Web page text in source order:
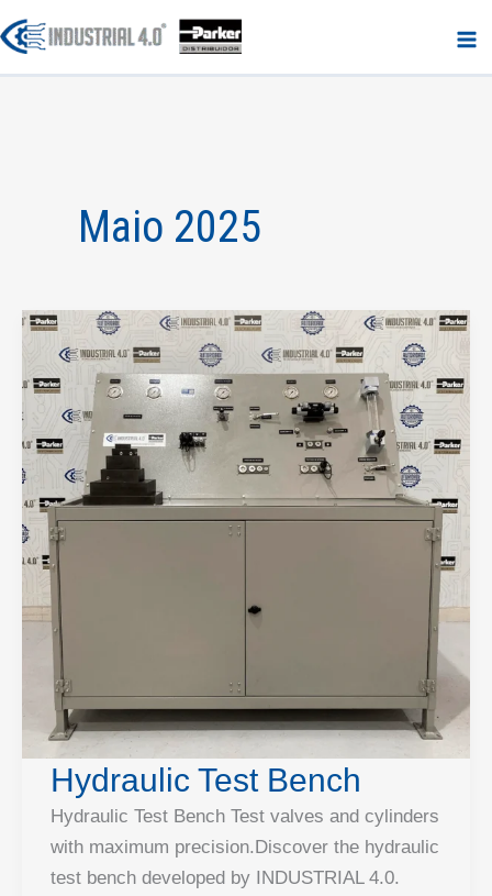
para
o
Maio 2025
Hydraulic Test Bench
Hydraulic Test Bench Test valves and cylinders
with maximum precision.Discover the hydraulic
test bench developed by INDUSTRIAL 4.0.